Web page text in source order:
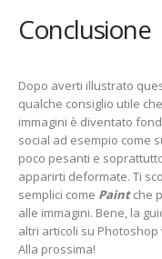
Conclusione
Dopo averti illustrato
qualche consiglio utile
immagini è diventato
social ad esempio come
poco pesanti e
apparirti deformate. Ti
semplici come Paintche
alle immagini. Bene, la
altri articoli su
Alla prossima!